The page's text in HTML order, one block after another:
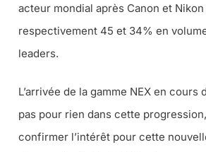
acteur mondial après Canon et
respectivement 45 et 34% en
leaders.
L’arrivée de la gamme NEX en cours
pas pour rien dans cette
confirmer l’intérêt pour cette